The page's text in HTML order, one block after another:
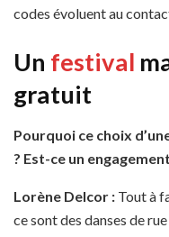
codes évoluent au
Un festival
gratuit
Pourquoi ce choix
? Est-ce un
Lorène Delcor : Tout à
ce sont des danses de